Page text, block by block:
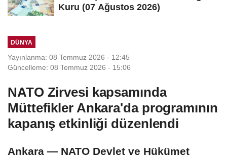
Kuru (07 Ağustos 2026)
DÜNYA
Yayınlanma: 08 Temmuz 2026 - 12:45
Güncelleme: 08 Temmuz 2026 - 15:06
NATO Zirvesi kapsamında
Müttefikler Ankara'da programının
kapanış etkinliği düzenlendi
Ankara — NATO Devlet ve Hükümet